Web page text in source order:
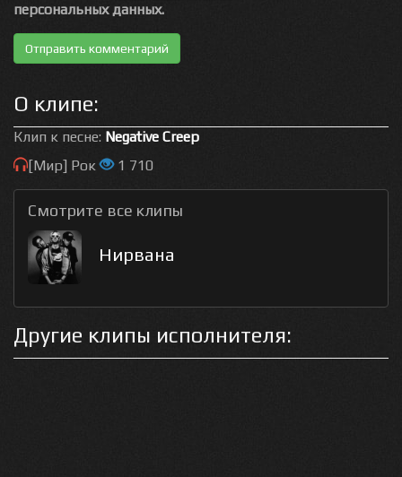
персональных данных.
О клипе:
Клип к песне: Negative Creep
[Мир] Рок
1 710
Смотрите все клипы
Нирвана
Другие клипы исполнителя: